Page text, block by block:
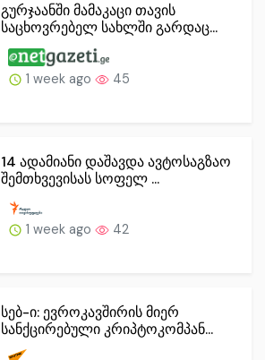
გურჯაანში მამაკაცი თავის
საცხოვრებელ სახლში გარდაც...
1 week ago 45
14 ადამიანი დაშავდა ავტოსაგზაო
შემთხვევისას სოფელ ...
1 week ago 42
სებ-ი: ევროკავშირის მიერ
სანქცირებული კრიპტოკომპან...